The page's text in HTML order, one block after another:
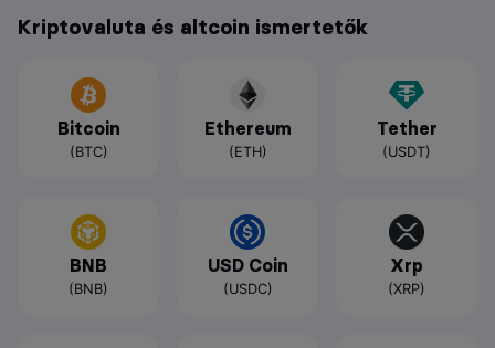
Kriptovaluta és altcoin ismertetők
Bitcoin
(BTC)
Ethereum
(ETH)
Tether
(USDT)
BNB
(BNB)
USD Coin
(USDC)
Xrp
(XRP)